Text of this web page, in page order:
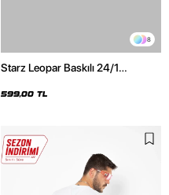
8
Starz Leopar Baskılı 24/1
599,00 TL